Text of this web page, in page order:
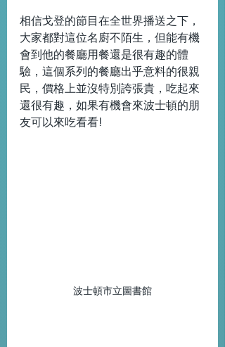
相信戈登的節目在全世界播送之下，
大家都對這位名廚不陌生，但能有機
會到他的餐廳用餐還是很有趣的體
驗，這個系列的餐廳出乎意料的很親
民，價格上並沒特別誇張貴，吃起來
還很有趣，如果有機會來波士頓的朋
友可以來吃看看!
波士頓市立圖書館